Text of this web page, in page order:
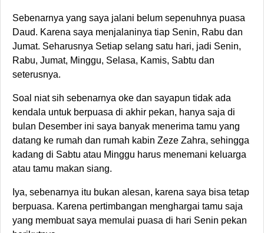
Sebenarnya yang saya jalani belum sepenuhnya puasa
Daud. Karena saya menjalaninya tiap Senin, Rabu dan
Jumat. Seharusnya Setiap selang satu hari, jadi Senin,
Rabu, Jumat, Minggu, Selasa, Kamis, Sabtu dan
seterusnya.
Soal niat sih sebenarnya oke dan sayapun tidak ada
kendala untuk berpuasa di akhir pekan, hanya saja di
bulan Desember ini saya banyak menerima tamu yang
datang ke rumah dan rumah kabin Zeze Zahra, sehingga
kadang di Sabtu atau Minggu harus menemani keluarga
atau tamu makan siang.
Iya, sebenarnya itu bukan alesan, karena saya bisa tetap
berpuasa. Karena pertimbangan menghargai tamu saja
yang membuat saya memulai puasa di hari Senin pekan